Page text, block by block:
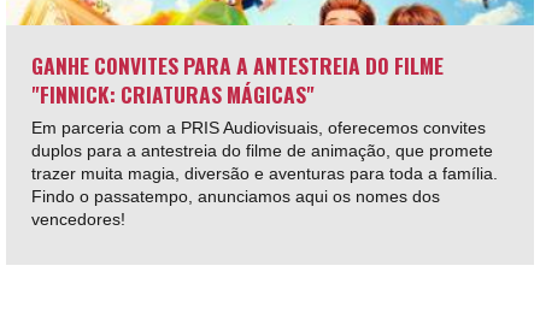
GANHE CONVITES PARA A ANTESTREIA DO FILME
"FINNICK: CRIATURAS MÁGICAS"
Em parceria com a PRIS Audiovisuais, oferecemos convites
duplos para a antestreia do filme de animação, que promete
trazer muita magia, diversão e aventuras para toda a família.
Findo o passatempo, anunciamos aqui os nomes dos
vencedores!